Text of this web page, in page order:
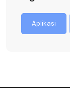
Aplikasi